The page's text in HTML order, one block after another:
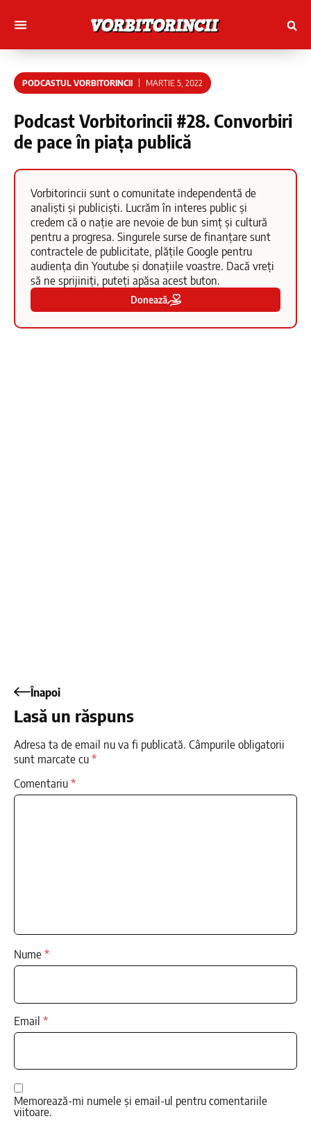
PODCASTUL VORBITORINCII MARTIE 5, 2022
Podcast Vorbitorincii #28. Convorbiri
de pace în piața publică
Vorbitorincii sunt o comunitate independentă de
analiști și publiciști. Lucrăm în interes public și
credem că o nație are nevoie de bun simț și cultură
pentru a progresa. Singurele surse de finanțare sunt
contractele de publicitate, plățile Google pentru
audiența din Youtube și donațiile voastre. Dacă vreți
să ne sprijiniți, puteți apăsa acest buton.
Donează
Înapoi
Lasă un răspuns
Adresa ta de email nu va fi publicată. Câmpurile obligatorii
sunt marcate cu*
Comentariu*
Nume*
Email *
Memorează-mi numele și email-ul pentru comentariile
viitoare.